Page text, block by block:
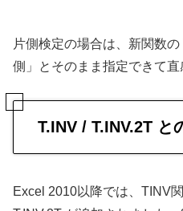
片側検定の場合は、新関数
側」とそのまま指定できて直
T.INV / T.INV.2T と
Excel 2010以降では、TINV